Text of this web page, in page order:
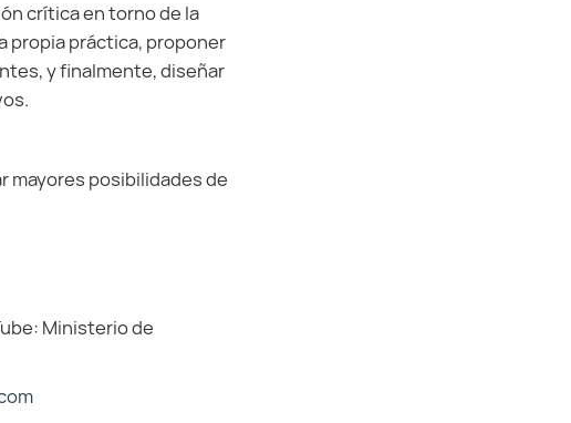
crítica en torno de la
propia práctica, proponer
y finalmente, diseñar
mayores posibilidades de
Ministerio de